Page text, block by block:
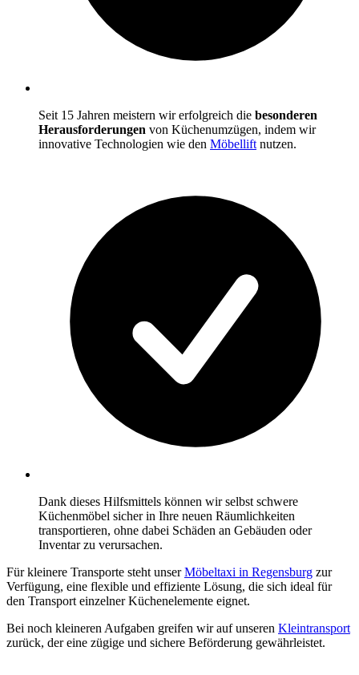
Seit 15 Jahren meistern wir erfolgreich die besonderen
Herausforderungen von Küchenumzügen, indem wir
innovative Technologien wie den Möbellift nutzen.
Dank dieses Hilfsmittels können wir selbst schwere
Küchenmöbel sicher in Ihre neuen Räumlichkeiten
transportieren, ohne dabei Schäden an Gebäuden oder
Inventar zu verursachen.
Für kleinere Transporte steht unserMöbeltaxi in Regensburg zur
Verfügung, eine flexible und effiziente Lösung, die sich ideal für
den Transport einzelner Küchenelemente eignet.
Bei noch kleineren Aufgaben greifen wir auf unseren Kleintransport
zurück, der eine zügige und sichere Beförderung gewährleistet.